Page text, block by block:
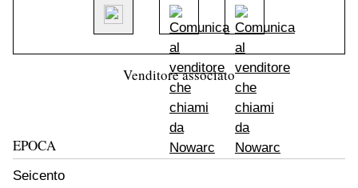
Venditore associato
EPOCA
Seicento